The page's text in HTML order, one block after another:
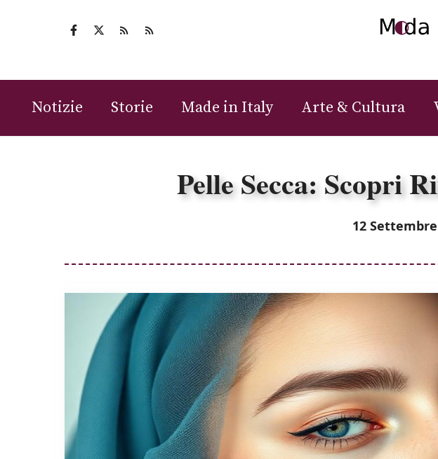
Notizie Storie Made in Italy Arte & Cultura
Pelle Secca: Scopri
12